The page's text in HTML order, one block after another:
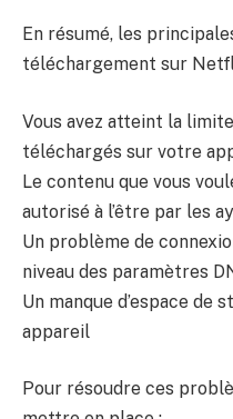
En résumé, les
téléchargement sur
Vous avez atteint la
téléchargés sur votre
Le contenu que vous
autorisé à l’être par les
Un problème de
niveau des paramètres
Un manque d’espace de
appareil
Pour résoudre ces